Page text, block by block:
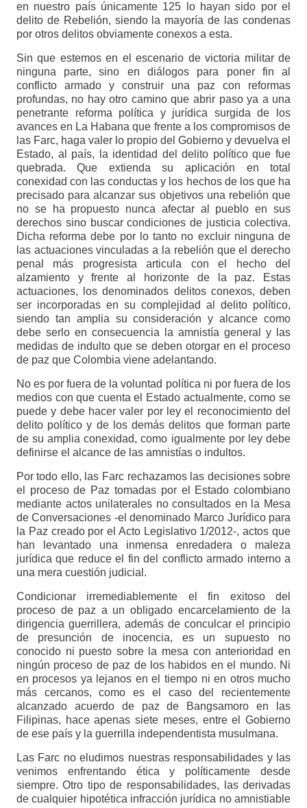
en nuestro país únicamente 125 lo hayan sido por el
delito de Rebelión, siendo la mayoría de las condenas
por otros delitos obviamente conexos a esta.
Sin que estemos en el escenario de victoria militar de
ninguna parte, sino en diálogos para poner fin al
conflicto armado y construir una paz con reformas
profundas, no hay otro camino que abrir paso ya a una
penetrante reforma política y jurídica surgida de los
avances en La Habana que frente a los compromisos de
las Farc, haga valer lo propio del Gobierno y devuelva el
Estado, al país, la identidad del delito político que fue
quebrada. Que extienda su aplicación en total
conexidad con las conductas y los hechos de los que ha
precisado para alcanzar sus objetivos una rebelión que
no se ha propuesto nunca afectar al pueblo en sus
derechos sino buscar condiciones de justicia colectiva.
Dicha reforma debe por lo tanto no excluir ninguna de
las actuaciones vinculadas a la rebelión que el derecho
penal más progresista articula con el hecho del
alzamiento y frente al horizonte de la paz. Estas
actuaciones, los denominados delitos conexos, deben
ser incorporadas en su complejidad al delito político,
siendo tan amplia su consideración y alcance como
debe serlo en consecuencia la amnistía general y las
medidas de indulto que se deben otorgar en el proceso
de paz que Colombia viene adelantando.
No es por fuera de la voluntad política ni por fuera de los
medios con que cuenta el Estado actualmente, como se
puede y debe hacer valer por ley el reconocimiento del
delito político y de los demás delitos que forman parte
de su amplia conexidad, como igualmente por ley debe
definirse el alcance de las amnistías o indultos.
Por todo ello, las Farc rechazamos las decisiones sobre
el proceso de Paz tomadas por el Estado colombiano
mediante actos unilaterales no consultados en la Mesa
de Conversaciones -el denominado Marco Jurídico para
la Paz creado por el Acto Legislativo 1/2012-, actos que
han levantado una inmensa enredadera o maleza
jurídica que reduce el fin del conflicto armado interno a
una mera cuestión judicial.
Condicionar irremediablemente el fin exitoso del
proceso de paz a un obligado encarcelamiento de la
dirigencia guerrillera, además de conculcar el principio
de presunción de inocencia, es un supuesto no
conocido ni puesto sobre la mesa con anterioridad en
ningún proceso de paz de los habidos en el mundo. Ni
en procesos ya lejanos en el tiempo ni en otros mucho
más cercanos, como es el caso del recientemente
alcanzado acuerdo de paz de Bangsamoro en las
Filipinas, hace apenas siete meses, entre el Gobierno
de ese país y la guerrilla independentista musulmana.
Las Farc no eludimos nuestras responsabilidades y las
venimos enfrentando ética y políticamente desde
siempre. Otro tipo de responsabilidades, las derivadas
de cualquier hipotética infracción jurídica no amnistiable